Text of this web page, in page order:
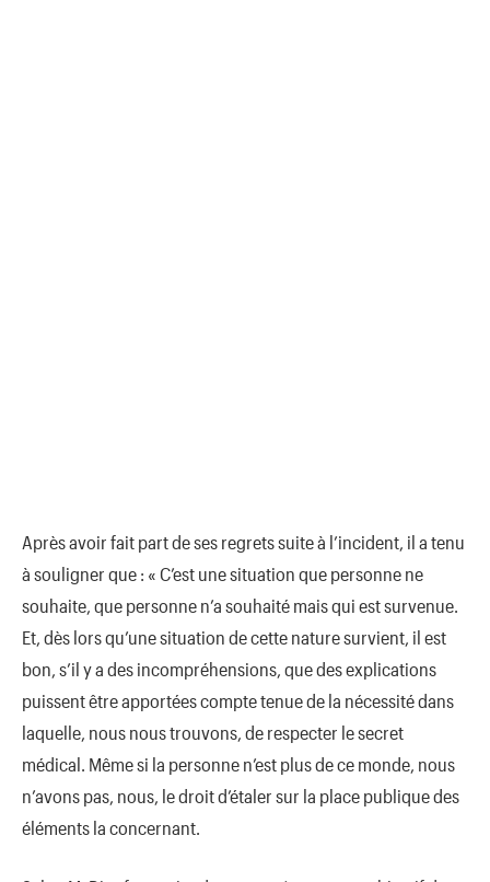
Après avoir fait part de ses regrets suite à l’incident, il a tenu
à souligner que : « C’est une situation que personne ne
souhaite, que personne n’a souhaité mais qui est survenue.
Et, dès lors qu’une situation de cette nature survient, il est
bon, s’il y a des incompréhensions, que des explications
puissent être apportées compte tenue de la nécessité dans
laquelle, nous nous trouvons, de respecter le secret
médical. Même si la personne n’est plus de ce monde, nous
n’avons pas, nous, le droit d’étaler sur la place publique des
éléments la concernant.